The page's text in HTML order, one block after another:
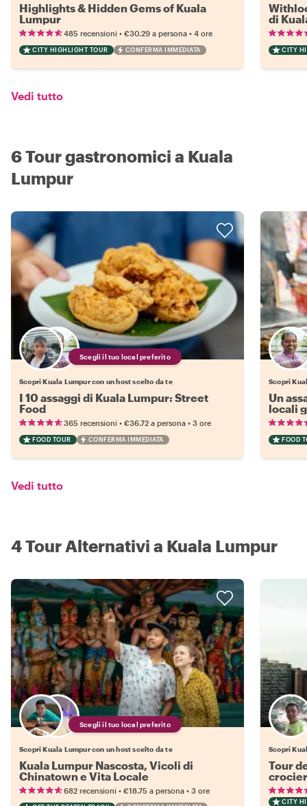
Highlights & Hidden Gems of Kuala
Lumpur
485 recensioni • €30.29 a persona • 4 ore
CITY HIGHLIGHT TOUR CONFERMA IMMEDIATA
di
CITY
Vedi tutto
6 Tour gastronomici a Kuala
Lumpur
Scegli il tuo local preferito
Scopri Kuala Lumpur con un host scelto da te
I 10 assaggi di Kuala Lumpur: Street
Food
365 recensioni • €36.72 a persona • 3 ore
FOOD TOUR CONFERMA IMMEDIATA
Scopri
Un
locali
FOOD
Vedi tutto
4 Tour Alternativi a Kuala Lumpur
Scegli il tuo local preferito
Scopri Kuala Lumpur con un host scelto da te
Kuala Lumpur Nascosta, Vicoli di
Chinatown e Vita Locale
682 recensioni • €18.75 a persona • 3 ore
Scopri
Tour
CITY